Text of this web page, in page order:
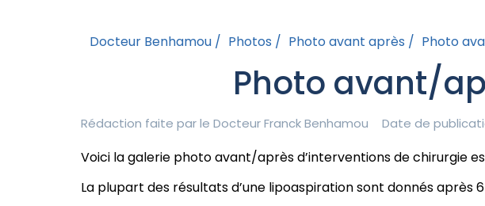
Docteur Benhamou / Photos / Photo avant après / Photo
Photo avant/
Rédaction faite par le Docteur Franck Benhamou Date de
Voici la galerie photo avant/après d’interventions de chirurgie
La plupart des résultats d’une lipoaspiration sont donnés après